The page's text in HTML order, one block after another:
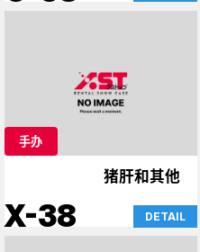
手办
猪肝和其他
X-38 DETAIL